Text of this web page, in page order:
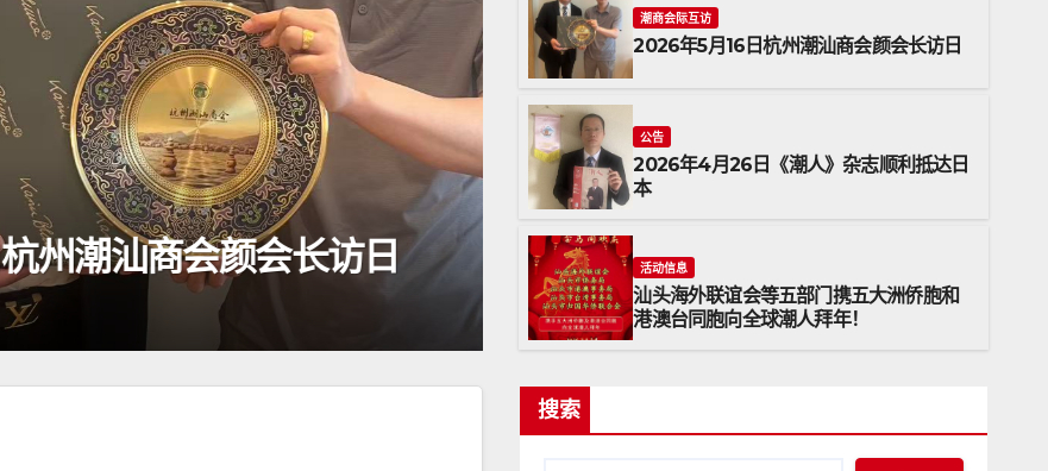
颜会长访日 2026年4月26日《潮人》杂志
2026年4月26日 ADMIN
潮商会际互访
2026年5月16日杭州潮汕商会颜会长访日
公告
2026年4月26日《潮人》杂志顺利抵达日
本
活动信息
汕头海外联谊会等五部门携五大洲侨胞和
港澳台同胞向全球潮人拜年！
搜索